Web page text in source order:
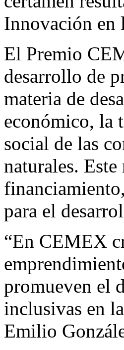
Innovación en
El Premio
desarrollo de
materia de
económico, la
social de las
naturales.
para el
“En CEMEX
promueven el
inclusivas en
Emilio